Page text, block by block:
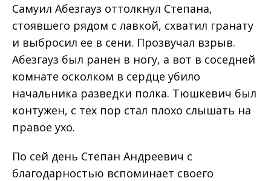
Самуил Абезгауз оттолкнул Степана,
стоявшего рядом с лавкой, схватил гранату
и выбросил ее в сени. Прозвучал взрыв.
Абезгауз был ранен в ногу, а вот в соседней
комнате осколком в сердце убило
начальника разведки полка. Тюшкевич был
контужен, с тех пор стал плохо слышать на
правое ухо.
По сей день Степан Андреевич с
благодарностью вспоминает своего